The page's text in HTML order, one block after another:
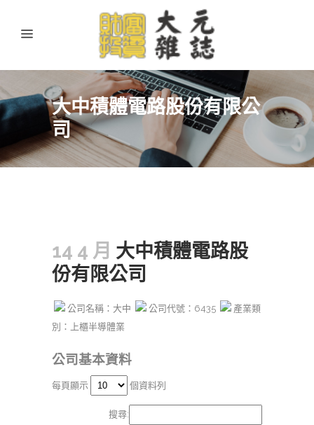
大中積體電路股份有限公
司
14 4 月 大中積體電路股
份有限公司
公司名稱：大中 公司代號：6435
產業類
別：上櫃半導體業
公司基本資料
每頁顯示 個資料列
搜尋: